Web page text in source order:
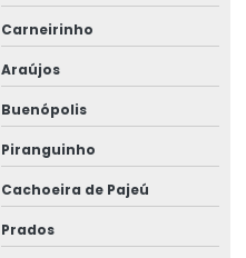
Carneirinho
Araújos
Buenópolis
Piranguinho
Cachoeira de Pajeú
Prados